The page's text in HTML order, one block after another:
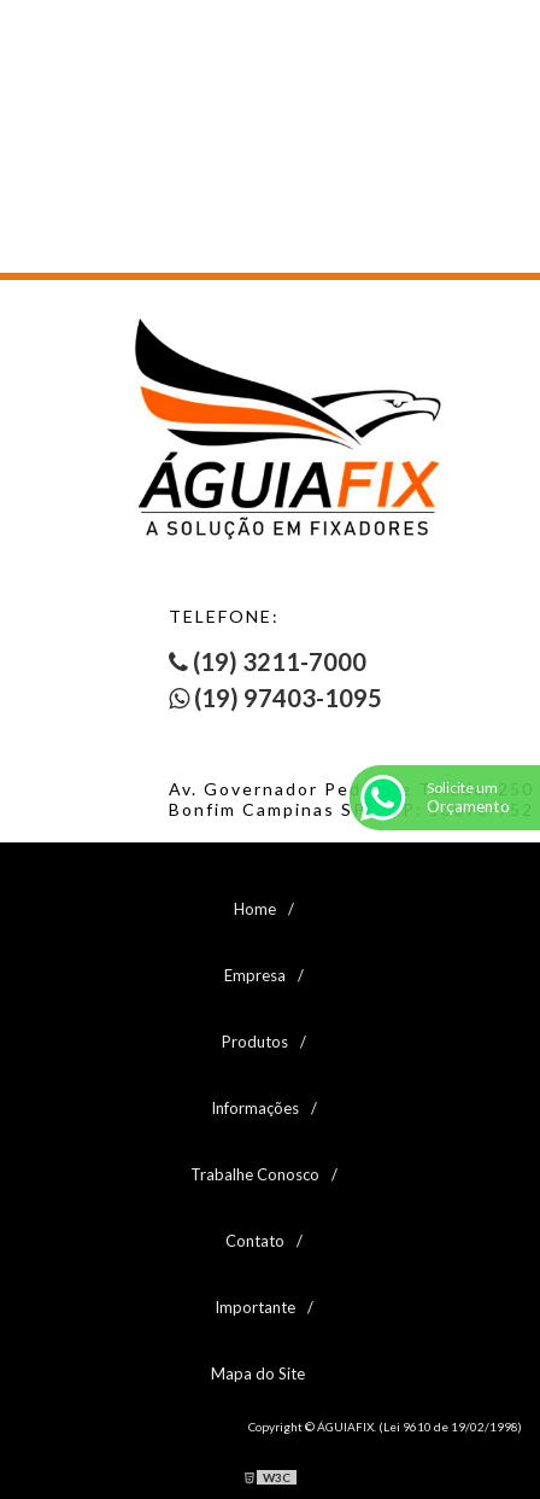
TELEFONE:
(19) 3211-7000
(19) 97403-1095
Av. Governador Pedro de Toledo, 250
Bonfim Campinas SP. CEP: 13070-752
Home
Empresa
Produtos
Informações
Trabalhe Conosco
Contato
Importante
Mapa do Site
Copyright © ÁGUIAFIX. (Lei 9610 de 19/02/1998)
W3C
Solicite um
Orçamento